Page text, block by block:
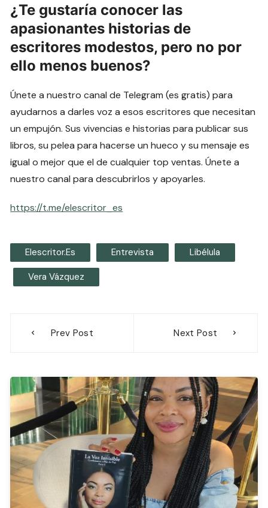
¿Te gustaría conocer las
apasionantes historias de
escritores modestos, pero no por
ello menos buenos?
Únete a nuestro canal de Telegram (es gratis) para
ayudarnos a darles voz a esos escritores que necesitan
un empujón. Sus vivencias e historias para publicar sus
libros, su pelea para hacerse un hueco y su mensaje es
igual o mejor que el de cualquier top ventas. Únete a
nuestro canal para descubrirlos y apoyarles.
https://t.me/elescritor_es
Elescritor.es Entrevista Libélula
Vera Vázquez
Prev Post Next Post